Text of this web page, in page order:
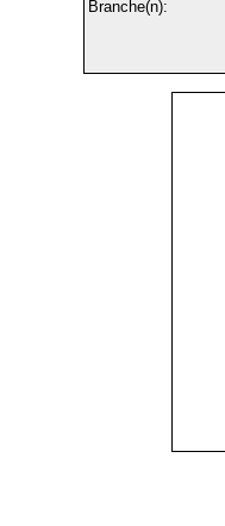
Branche(n):